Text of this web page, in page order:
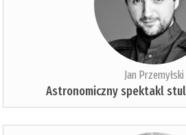
Jan Przemyłski
Astronomiczny spektakl